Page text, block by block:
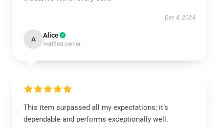
Dec 4, 2024
A Alice
Verified owner
This item surpassed all my expectations; it’s
dependable and performs exceptionally well.